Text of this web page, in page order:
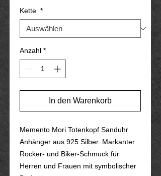
Kette *
Anzahl *
In den Warenkorb
Memento Mori Totenkopf Sanduhr
Anhänger aus 925 Silber. Markanter
Rocker- und Biker-Schmuck für
Herren und Frauen mit symbolischer